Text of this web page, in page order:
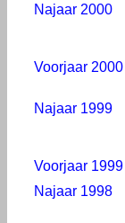
Najaar 2000
Voorjaar 2000
Najaar 1999
Voorjaar 1999
Najaar 1998